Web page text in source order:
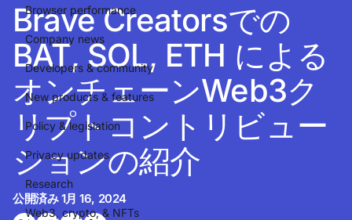
Browser performance
Company news
Developers & community
New products & features
Policy & legislation
Privacy updates
Research
Web3, crypto, & NFTs
Brave Creatorsでの
BAT, SOL, ETH による
オンチェーンWeb3ク
リプトコントリビュー
ションの紹介
公開済み1月 16, 2024